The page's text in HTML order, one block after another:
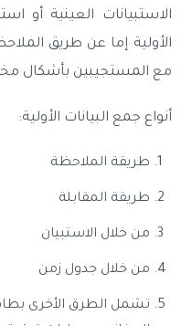
الاستبيانات العينية أو
الأولية إما عن طريق
مع المستجيبين بأشكال
أنواع جمع البيانات الأولية:
طريقة الملاحظة
طريقة المقابلة
من خلال الاستبيان
من خلال جدول زمن
تشمل الطرق الأخرى